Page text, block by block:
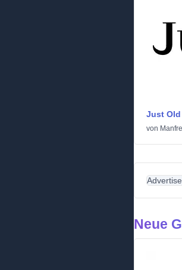
Just
von
Neue